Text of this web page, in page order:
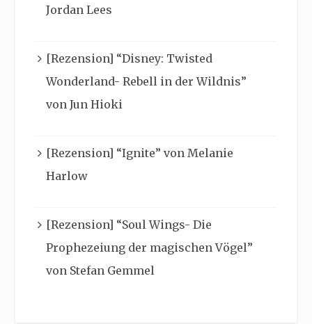
Jordan Lees
[Rezension] “Disney: Twisted
Wonderland- Rebell in der Wildnis”
von Jun Hioki
[Rezension] “Ignite” von Melanie
Harlow
[Rezension] “Soul Wings- Die
Prophezeiung der magischen Vögel”
von Stefan Gemmel